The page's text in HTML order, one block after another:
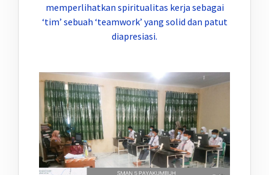
memperlihatkan spiritualitas kerja sebagai
‘tim’ sebuah ‘teamwork’ yang solid dan patut
diapresiasi.